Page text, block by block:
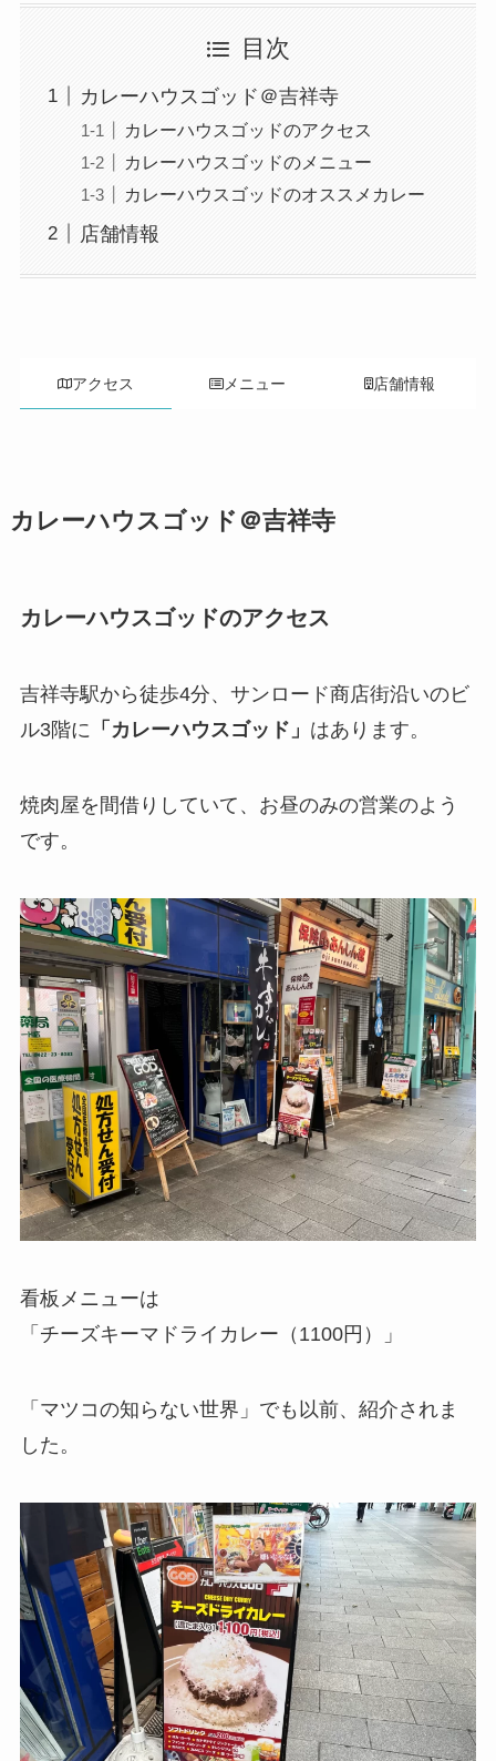
目次
カレーハウスゴッド＠吉祥寺
カレーハウスゴッドのアクセス
カレーハウスゴッドのメニュー
カレーハウスゴッドのオススメカレー
店舗情報
アクセス メニュー 店舗情報
カレーハウスゴッド＠吉祥寺
カレーハウスゴッドのアクセス
吉祥寺駅から徒歩4分、サンロード商店街沿いのビ
ル3階に 「カレーハウスゴッド」 はあります。
焼肉屋を間借りしていて、お昼のみの営業のよう
です。
看板メニューは
「チーズキーマドライカレー（1100円）」
「マツコの知らない世界」でも以前、紹介されま
した。